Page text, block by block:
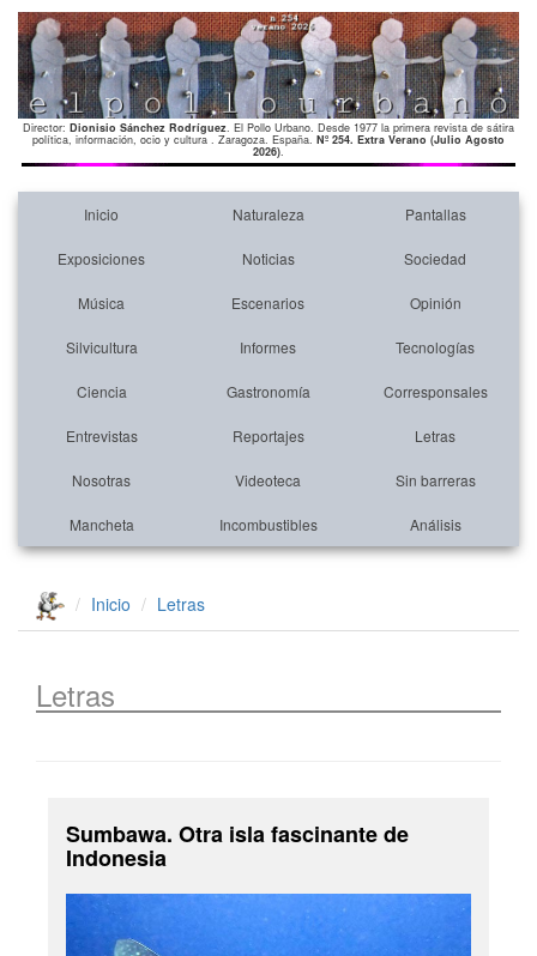
Director: Dionisio Sánchez Rodríguez. El Pollo Urbano. Desde 1977 la primera revista de sátira
política, información, ocio y cultura . Zaragoza. España. Nº 254. Extra Verano (Julio Agosto
2026).
Inicio Naturaleza Pantallas
Exposiciones Noticias Sociedad
Música Escenarios Opinión
Silvicultura Informes Tecnologías
Ciencia Gastronomía Corresponsales
Entrevistas Reportajes Letras
Nosotras Videoteca Sin barreras
Mancheta Incombustibles Análisis
Inicio Letras
Letras
Sumbawa. Otra isla fascinante de
Indonesia